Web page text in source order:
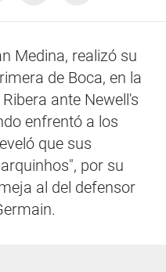
Medina, realizó su
de Boca, en la
ante Newell's
enfrentó a los
que sus
por su
al del defensor